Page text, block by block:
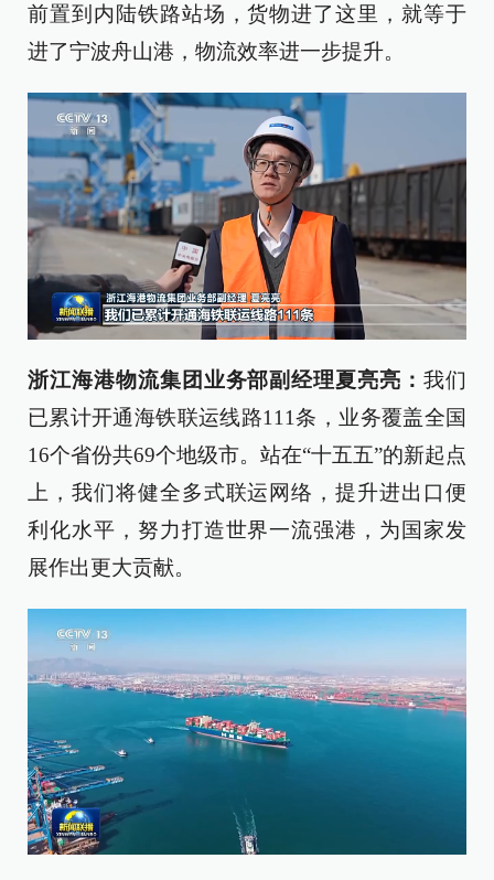
前置到内陆铁路站场，货物进了这里，就等于
进了宁波舟山港，物流效率进一步提升。
浙江海港物流集团业务部副经理夏亮亮：我们
已累计开通海铁联运线路111条，业务覆盖全国
16个省份共69个地级市。站在“十五五”的新起点
上，我们将健全多式联运网络，提升进出口便
利化水平，努力打造世界一流强港，为国家发
展作出更大贡献。